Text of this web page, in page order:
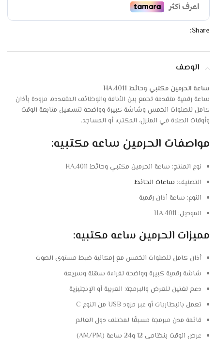
Share:
الوصف
ساعة الحرمين مكتبي وحائط HA.4011
ساعة رقمية متقدمة تجمع بين الأناقة والوظائف المتعددة، مزودة بأذان
كامل للصلوات الخمس وشاشة كبيرة وواضحة لتسهيل متابعة الوقت
وأوقات الصلاة في المنزل، المكتب، أو المساجد.
مواصفات الحرمين ساعه مكتبيه:
نوع المنتج: ساعة الحرمين مكتبي وحائط HA.4011
التصنيف: ساعات الحائط
النوع: ساعة أذان رقمية
الموديل: HA.4011
مميزات الحرمين ساعه مكتبيه:
أذان كامل للصلوات الخمس مع إمكانية ضبط مستوى الصوت
شاشة رقمية كبيرة وواضحة لقراءة سهلة وسريعة
دعم لغتين للعرض والبرمجة: العربية أو الإنجليزية
تعمل بالبطاريات أو عبر مزود USB من النوع C
قائمة مدن مبرمجة مسبقًا لمختلف دول العالم
عرض الوقت بنظامي 12 و24 ساعة (AM/PM)